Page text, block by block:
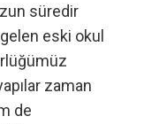
süredir
eski okul
zaman
de